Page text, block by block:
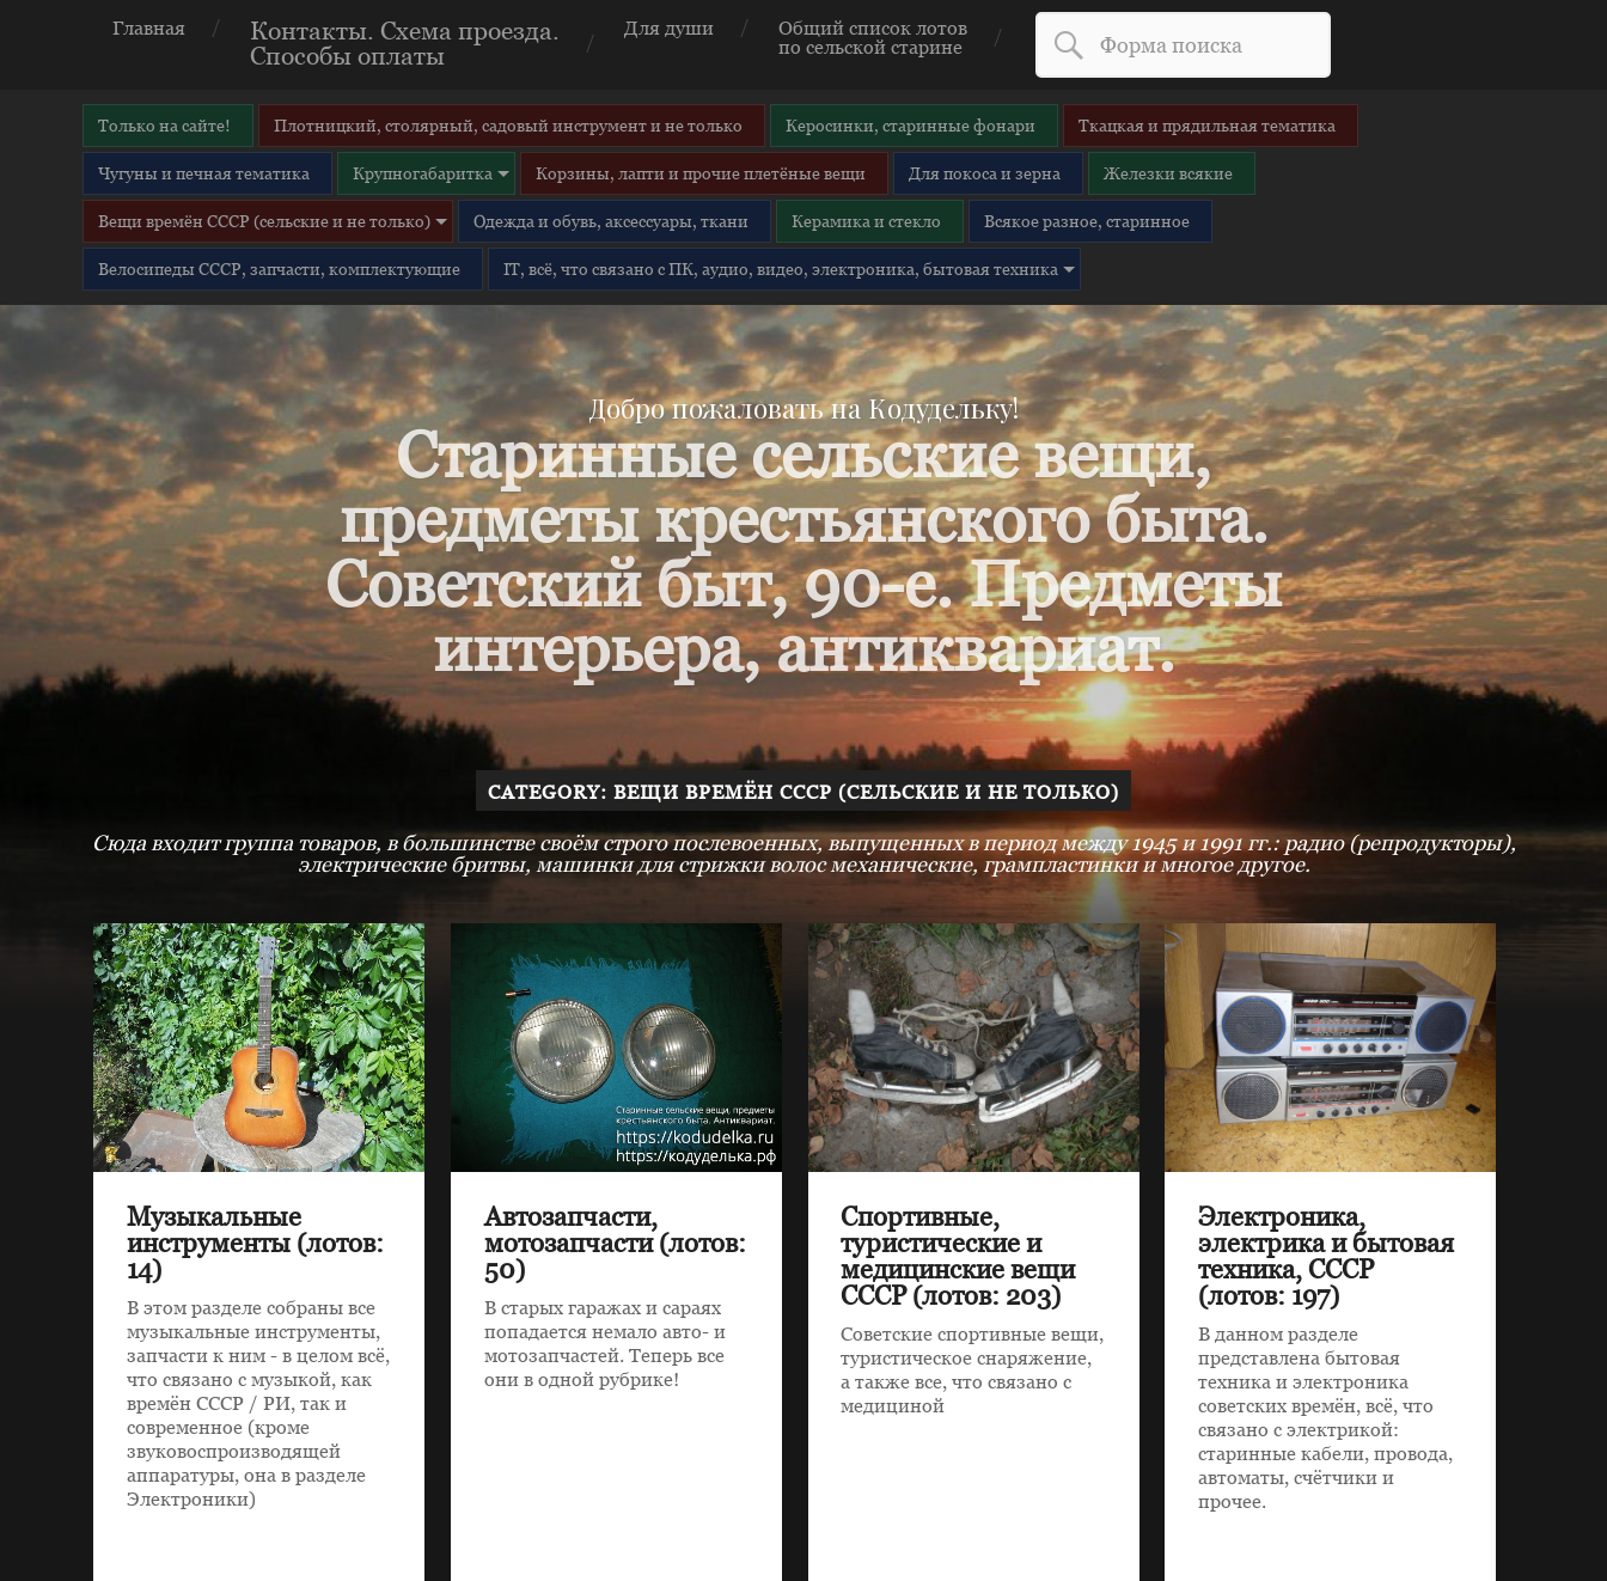
Главная
Контакты. Схема проезда.
Способы оплаты
Для души
Общий список лотов
по сельской старине
Только на сайте! Плотницкий, столярный, садовый инструмент и не только Керосинки, старинные фонари Ткацкая и прядильная тематика
Чугуны и печная тематика Крупногабаритка Корзины, лапти и прочие плетёные вещи Для покоса и зерна Железки всякие
Вещи времён СССР (сельские и не только) Одежда и обувь, аксессуары, ткани Керамика и стекло Всякое разное, старинное
Велосипеды СССР, запчасти, комплектующие IT, всё, что связано с ПК, аудио, видео, электроника, бытовая техника
Добро пожаловать на Кодудельку!
Старинные сельские вещи,
предметы крестьянского быта.
Советский быт, 90-е. Предметы
интерьера, антиквариат.
CATEGORY: ВЕЩИ ВРЕМЁН СССР (СЕЛЬСКИЕ И НЕ ТОЛЬКО)
Сюда входит группа товаров, в большинстве своём строго послевоенных, выпущенных в период между 1945 и 1991 гг.: радио (репродукторы),
электрические бритвы, машинки для стрижки волос механические, грампластинки и многое другое.
Музыкальные
инструменты (лотов:
14)
В этом разделе собраны все
музыкальные инструменты,
запчасти к ним - в целом всё,
что связано с музыкой, как
времён СССР / РИ, так и
современное (кроме
звуковоспроизводящей
аппаратуры, она в разделе
Электроники)
Автозапчасти,
мотозапчасти (лотов:
50)
В старых гаражах и сараях
попадается немало авто- и
мотозапчастей. Теперь все
они в одной рубрике!
Спортивные,
туристические и
медицинские вещи
СССР (лотов: 203)
Советские спортивные вещи,
туристическое снаряжение,
а также все, что связано с
медициной
Электроника,
электрика и бытовая
техника, СССР
(лотов: 197)
В данном разделе
представлена бытовая
техника и электроника
советских времён, всё, что
связано с электрикой:
старинные кабели, провода,
автоматы, счётчики и
прочее.